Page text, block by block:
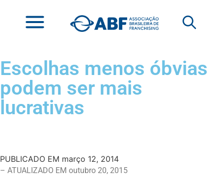
Escolhas menos óbvias
podem ser mais
lucrativas
PUBLICADO EM março 12, 2014
– ATUALIZADO EM outubro 20, 2015